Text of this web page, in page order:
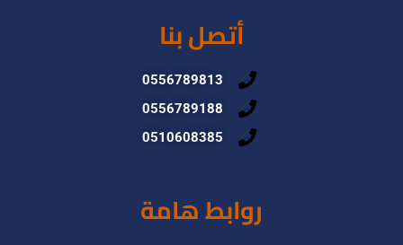
أتصل بنا
0556789813
0556789188
0510608385
روابط هامة